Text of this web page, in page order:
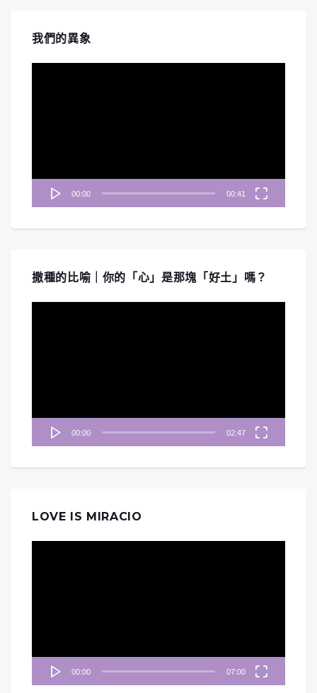
我們的異象
00:00 00:41
撒種的比喻｜你的「心」是那塊「好土」嗎？
00:00 02:47
LOVE IS MIRACIO
00:00 07:00